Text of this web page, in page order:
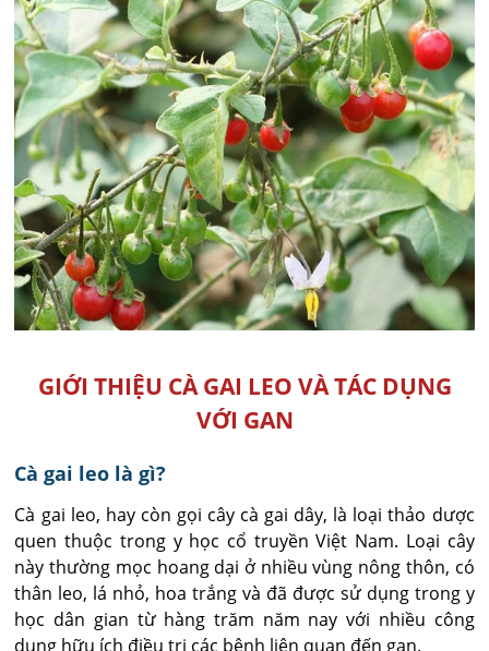
GIỚI THIỆU CÀ GAI LEO VÀ TÁC DỤNG
VỚI GAN
Cà gai leo là gì?
Cà gai leo, hay còn gọi cây cà gai dây, là loại thảo dược
quen thuộc trong y học cổ truyền Việt Nam. Loại cây
này thường mọc hoang dại ở nhiều vùng nông thôn, có
thân leo, lá nhỏ, hoa trắng và đã được sử dụng trong y
học dân gian từ hàng trăm năm nay với nhiều công
dụng hữu ích điều trị các bệnh liên quan đến gan.